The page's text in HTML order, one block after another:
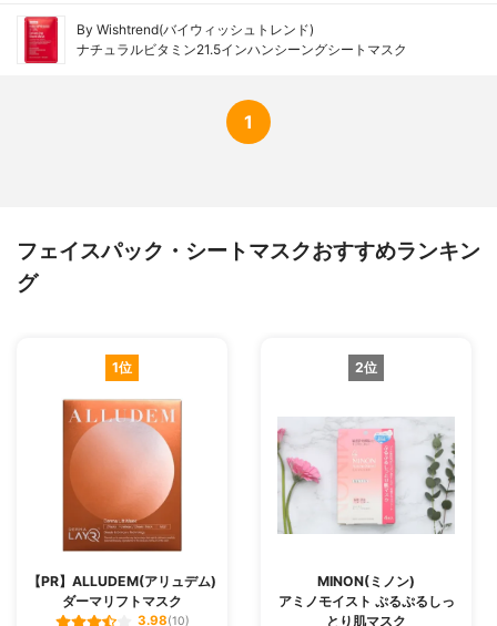
By Wishtrend(バイウィッシュトレンド)
ナチュラルビタミン21.5インハンシーングシートマスク
1
フェイスパック・シートマスクおすすめランキン
グ
1位
【PR】ALLUDEM(アリュデム)
ダーマリフトマスク
3.98(10)
2位
MINON(ミノン)
アミノモイスト ぷるぷるしっ
とり肌マスク